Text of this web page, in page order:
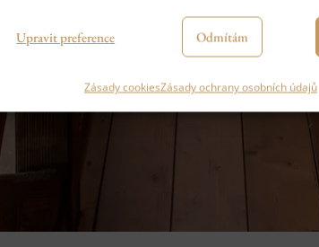
Odmítám
Upravit preference
Zásady cookiesZásady ochrany osobních údajů